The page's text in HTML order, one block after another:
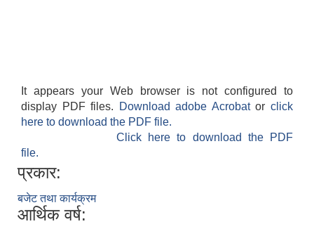
It appears your Web browser is not configured to
display PDF files.
Download adobe Acrobatorclick
here to download the PDF file.
Click here to download the PDF
file.
प्रकार:
बजेट तथा कार्यक्रम
आर्थिक वर्ष: